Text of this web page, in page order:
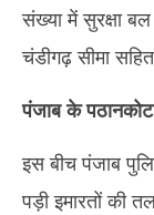
संख्या में सुरक्षा
चंडीगढ़ सीमा
पंजाब के पठानकोट
इस बीच पंजाब
पड़ी इमारतों की